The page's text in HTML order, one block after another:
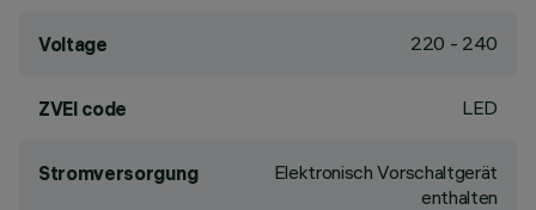
Voltage 220 - 240
ZVEI code LED
Stromversorgung
Elektronisch Vorschaltgerät
enthalten